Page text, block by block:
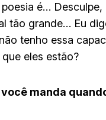
é…
tão grande… Eu
tenho essa
eles estão?
você manda